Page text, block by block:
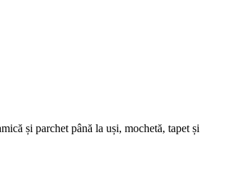
și parchet până la uși, mochetă, tapet și